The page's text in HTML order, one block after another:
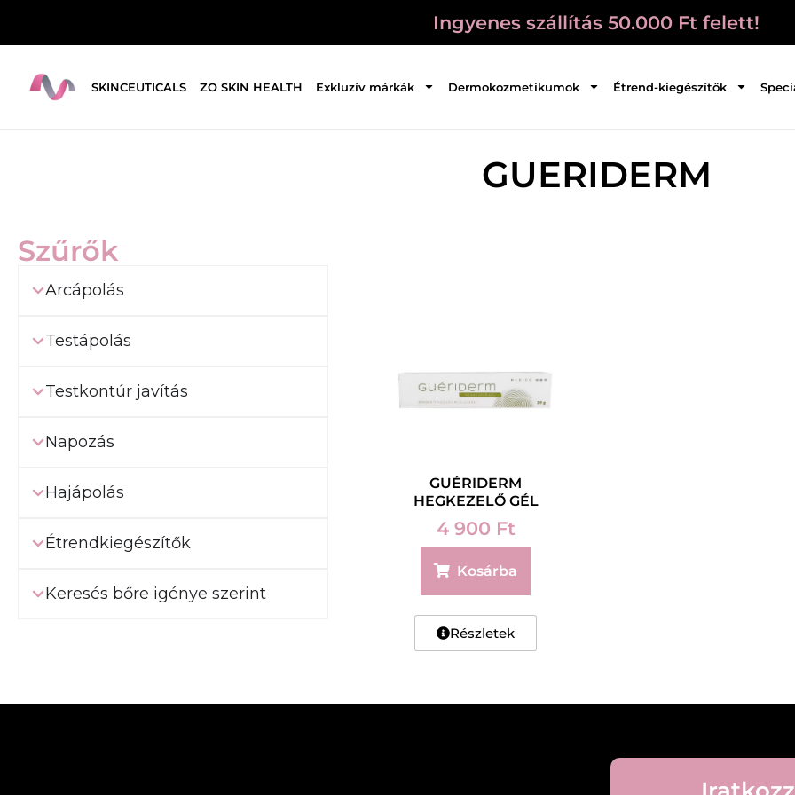
Ingyenes szállítás 50.000 Ft felett!
SKINCEUTICALS ZO SKIN HEALTH Exkluzív márkák Dermokozmetikumok Étrend-kiegészítők
GUERIDERM
Szűrők
Arcápolás
Testápolás
Testkontúr javítás
Napozás
Hajápolás
Étrendkiegészítők
Keresés bőre igénye szerint
GUÉRIDERM
HEGKEZELŐ GÉL
4 900 Ft
Kosárba
Részletek